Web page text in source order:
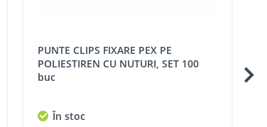
PUNTE CLIPS FIXARE PEX PE
POLIESTIREN CU NUTURI, SET 100
buc
În stoc